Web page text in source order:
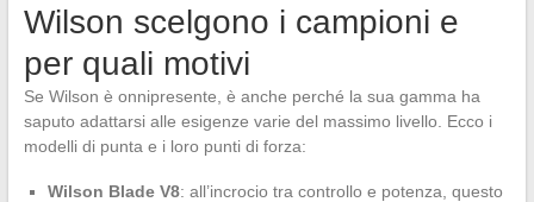
Wilson scelgono i campioni e
per quali motivi
Se Wilson è onnipresente, è anche perché la sua gamma ha
saputo adattarsi alle esigenze varie del massimo livello. Ecco i
modelli di punta e i loro punti di forza:
Wilson Blade V8: all’incrocio tra controllo e potenza, questo